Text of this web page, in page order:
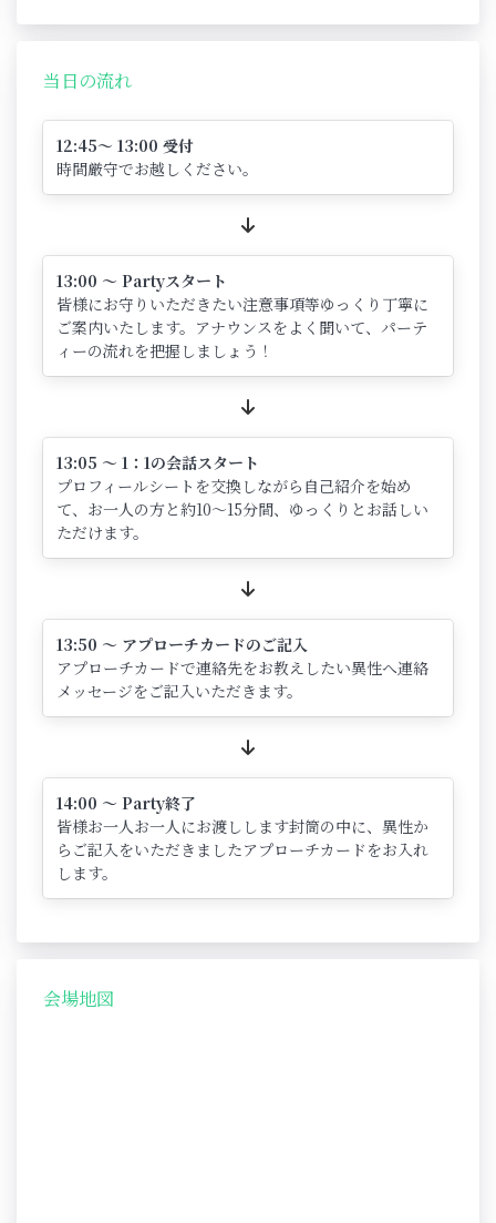
当日の流れ
12:45～ 13:00 受付
時間厳守でお越しください。
13:00 ～ Partyスタート
皆様にお守りいただきたい注意事項等ゆっくり丁寧に
ご案内いたします。アナウンスをよく聞いて、パーテ
ィーの流れを把握しましょう！
13:05 ～ 1：1の会話スタート
プロフィールシートを交換しながら自己紹介を始め
て、お一人の方と約10～15分間、ゆっくりとお話しい
ただけます。
13:50 ～ アプローチカードのご記入
アプローチカードで連絡先をお教えしたい異性へ連絡
メッセージをご記入いただきます。
14:00 ～ Party終了
皆様お一人お一人にお渡しします封筒の中に、異性か
らご記入をいただきましたアプローチカードをお入れ
します。
会場地図